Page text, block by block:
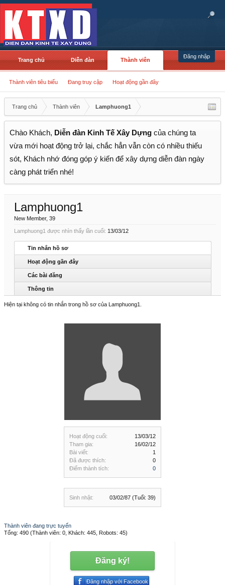
Đăng nhập
Trang chủ Diễn đàn Thành viên
Thành viên tiêu biểu Đang truy cập Hoạt động gần đây
Trang chủ Thành viên Lamphuong1
Chào Khách, Diễn đàn Kinh Tế Xây Dựng của chúng ta
vừa mới hoạt động trở lại, chắc hẳn vẫn còn có nhiều thiếu
sót, Khách nhớ đóng góp ý kiến để xây dựng diễn đàn ngày
càng phát triển nhé!
Hoạt động cuối:
13/03/12
Tham gia:
16/02/12
Bài viết:
1
Đã được thích:
0
Điểm thành tích:
0
Sinh nhật: 03/02/87 (Tuổi: 39)
Lamphuong1
New Member, 39
Lamphuong1 được nhìn thấy lần cuối: 13/03/12
Tin nhắn hồ sơ
Hoạt động gần đây
Các bài đăng
Thông tin
Hiện tại không có tin nhắn trong hồ sơ của Lamphuong1.
Thành viên đang trực tuyến
Tổng: 490 (Thành viên: 0, Khách: 445, Robots: 45)
Đăng ký!
Đăng nhập với Facebook